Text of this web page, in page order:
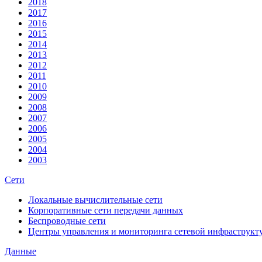
2018
2017
2016
2015
2014
2013
2012
2011
2010
2009
2008
2007
2006
2005
2004
2003
Сети
Локальные вычислительные сети
Корпоративные сети передачи данных
Беспроводные сети
Центры управления и мониторинга сетевой
Данные